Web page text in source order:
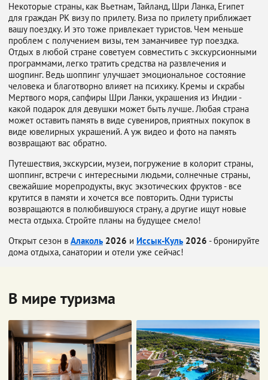
Некоторые страны, как Вьетнам, Тайланд, Шри Ланка, Египет
для граждан РК визу по прилету. Виза по прилету приближает
вашу поездку. И это тоже привлекает туристов. Чем меньше
проблем с получением визы, тем заманчивее тур поездка.
Отдых в любой стране советуем совместить с экскурсионными
программами, легко тратить средства на развлечения и
шоgпинг. Ведь шоппинг улучшает эмоциональное состояние
человека и благотворно влияет на психику. Кремы и скрабы
Мертвого моря, сапфиры Шри Ланки, украшения из Индии -
какой подарок для девушки может быть лучше. Любая страна
может оставить память в виде сувениров, приятных покупок в
виде ювелирных украшений. А уж видео и фото на память
возвращают вас обратно.
Путешествия, экскурсии, музеи, погружение в колорит страны,
шоппинг, встречи с интересными людьми, солнечные страны,
свежайшие морепродукты, вкус экзотических фруктов - все
крутится в памяти и хочется все повторить. Одни туристы
возвращаются в полюбившуюся страну, а другие ищут новые
места отдыха. Стройте планы на будущее смело!
Открыт сезон в Алаколь 2026 и Иссык-Куль 2026 - бронируйте
дома отдыха, санатории и отели уже сейчас!
В мире туризма